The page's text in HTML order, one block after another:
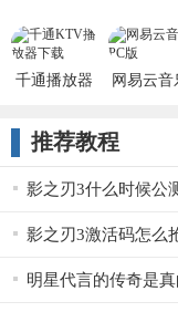
千通播放器
网易云音
推荐教程
影之刃3什么时候公
影之刃3激活码怎么
明星代言的传奇是